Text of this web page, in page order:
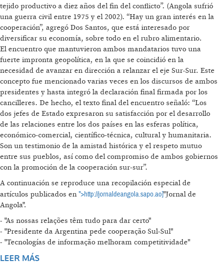
tejido productivo a diez años del fin del conflicto”. (Angola sufrió
una guerra civil entre 1975 y el 2002). “Hay un gran interés en la
cooperación”, agregó Dos Santos, que está interesado por
diversificar su economía, sobre todo en el rubro alimentario.
El encuentro que mantuvieron ambos mandatarios tuvo una
fuerte impronta geopolítica, en la que se coincidió en la
necesidad de avanzar en dirección a relanzar el eje Sur-Sur. Este
concepto fue mencionado varias veces en los discursos de ambos
presidentes y hasta integró la declaración final firmada por los
cancilleres. De hecho, el texto final del encuentro señaló: “Los
dos jefes de Estado expresaron su satisfacción por el desarrollo
de las relaciones entre los dos países en las esferas política,
económico-comercial, científico-técnica, cultural y humanitaria.
Son un testimonio de la amistad histórica y el respeto mutuo
entre sus pueblos, así como del compromiso de ambos gobiernos
con la promoción de la cooperación sur-sur”.
A continuación se reproduce una recopilación especial de
artículos publicados en ">http://jornaldeangola.sapo.ao]"Jornal de
Angola".
- "As nossas relações têm tudo para dar certo"
- "Presidente da Argentina pede cooperação Sul-Sul"
- "Tecnologías de informação melhoram competitividade"
LEER MÁS